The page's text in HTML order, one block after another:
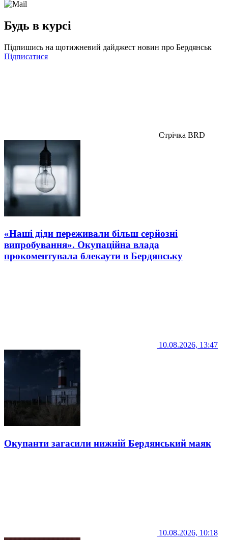
Будь в курсі
Підпишись на щотижневий дайджест новин про Бердянськ
Підписатися
Стрічка BRD
«Наші діди переживали більш серйозні
випробування». Окупаційна влада
прокоментувала блекаути в Бердянську
10.08.2026, 13:47
Окупанти загасили нижній Бердянський маяк
10.08.2026, 10:18